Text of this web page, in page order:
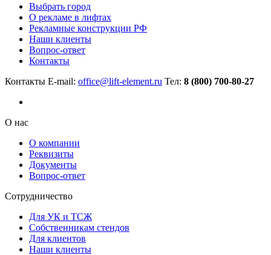
Выбрать город
О рекламе в лифтах
Рекламные конструкции РФ
Наши клиенты
Вопрос-ответ
Контакты
Контакты E-mail: office@lift-element.ru Тел: 8 (800) 700-80-27
О нас
О компании
Реквизиты
Документы
Вопрос-ответ
Сотрудничество
Для УК и ТСЖ
Собственникам стендов
Для клиентов
Наши клиенты